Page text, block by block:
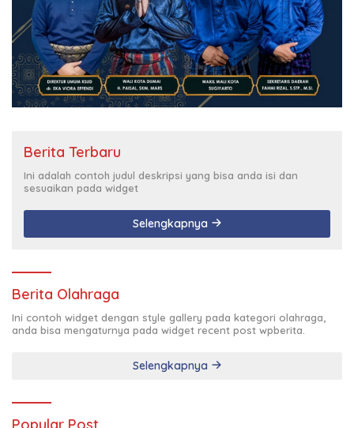
Berita Terbaru
Ini adalah contoh judul deskripsi yang bisa anda isi dan
sesuaikan pada widget
Selengkapnya
Berita Olahraga
Ini contoh widget dengan style gallery pada kategori olahraga,
anda bisa mengaturnya pada widget recent post wpberita.
Selengkapnya
Popular Post